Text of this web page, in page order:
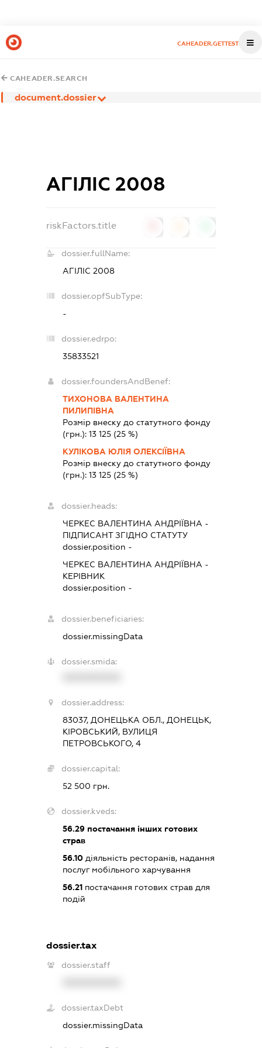
CAHEADER.GETTEST
CAHEADER.SEARCH
document.dossier
АГІЛІС 2008
riskFactors.title
dossier.fullName:
АГІЛІС 2008
dossier.opfSubType:
-
dossier.edrpo:
35833521
dossier.foundersAndBenef:
ТИХОНОВА ВАЛЕНТИНА
ПИЛИПІВНА
Розмір внеску до статутного фонду
(грн.):13 125 (25 %)
КУЛІКОВА ЮЛІЯ ОЛЕКСІЇВНА
Розмір внеску до статутного фонду
(грн.):13 125 (25 %)
dossier.heads:
ЧЕРКЕС ВАЛЕНТИНА АНДРІЇВНА -
ПІДПИСАНТЗГІДНО СТАТУТУ
dossier.position -
ЧЕРКЕС ВАЛЕНТИНА АНДРІЇВНА -
КЕРІВНИК
dossier.position -
dossier.beneficiaries:
dossier.missingData
dossier.smida:
dossier.address:
83037, ДОНЕЦЬКА ОБЛ., ДОНЕЦЬК,
КІРОВСЬКИЙ, ВУЛИЦЯ
ПЕТРОВСЬКОГО, 4
dossier.capital:
52 500 грн.
dossier.kveds:
56.29 постачання інших готових
страв
56.10 діяльність ресторанів, надання
послуг мобільного харчування
56.21 постачання готових страв для
подій
dossier.tax
dossier.staff
dossier.taxDebt
dossier.missingData